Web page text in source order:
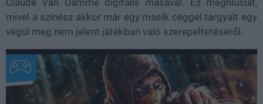
Claude Van Damme digitális másával. Ez meghiúsult,
mivel a színész akkor már egy másik céggel tárgyalt egy
végül meg nem jelent játékban való szerepeltetéséről.